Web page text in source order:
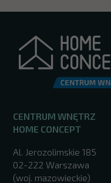
CENTRUM WNĘTRZ
HOME CONCEPT
Al. Jerozolimskie 185
02-222 Warszawa
(woj. mazowieckie)